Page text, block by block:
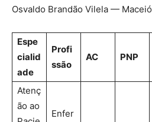
Osvaldo Brandão Vilela — Maceió
Espe
cialid
ade
Profi
ssão
AC PNP
Atenç
ão ao
Enfer